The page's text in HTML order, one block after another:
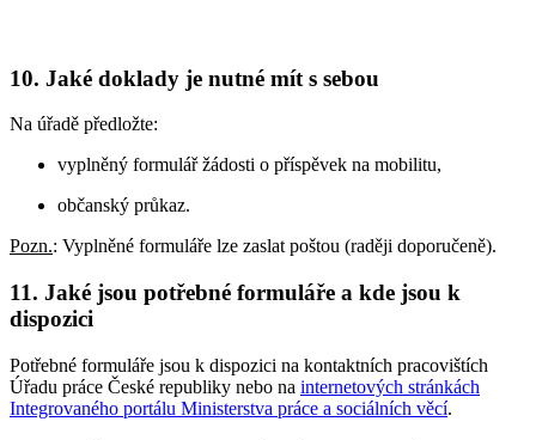
10. Jaké doklady je nutné mít s sebou
Na úřadě předložte:
vyplněný formulář žádosti o příspěvek na mobilitu,
občanský průkaz.
Pozn.: Vyplněné formuláře lze zaslat poštou (raději doporučeně).
11. Jaké jsou potřebné formuláře a kde jsou k
dispozici
Potřebné formuláře jsou k dispozici na kontaktních pracovištích
Úřadu práce České republiky nebo na internetových stránkách
Integrovaného portálu Ministerstva práce a sociálních věcí.